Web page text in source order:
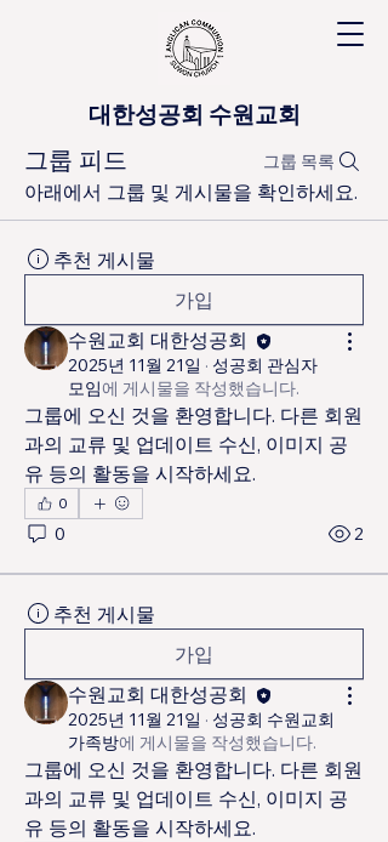
대한성공회 수원교회
그룹 피드 그룹 목록
아래에서 그룹 및 게시물을 확인하세요.
추천 게시물
가입
수원교회 대한성공회
2025년 11월 21일 · 성공회 관심자
모임에 게시물을 작성했습니다.
그룹에 오신 것을 환영합니다. 다른 회원
과의 교류 및 업데이트 수신, 이미지 공
유 등의 활동을 시작하세요.
0
0 2
추천 게시물
가입
수원교회 대한성공회
2025년 11월 21일 · 성공회 수원교회
가족방에 게시물을 작성했습니다.
그룹에 오신 것을 환영합니다. 다른 회원
과의 교류 및 업데이트 수신, 이미지 공
유 등의 활동을 시작하세요.